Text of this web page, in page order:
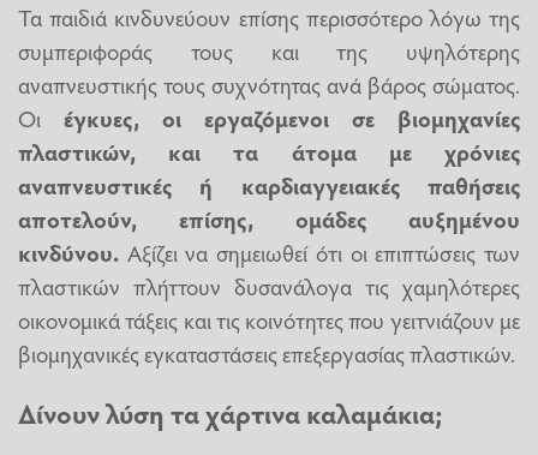
Τα παιδιά κινδυνεύουν επίσης περισσότερο λόγω της
συμπεριφοράς τους και της υψηλότερης
αναπνευστικής τους συχνότητας ανά βάρος σώματος.
Οι έγκυες, οι εργαζόμενοι σε βιομηχανίες
πλαστικών, και τα άτομα με χρόνιες
αναπνευστικές ή καρδιαγγειακές παθήσεις
αποτελούν, επίσης, ομάδες αυξημένου
κινδύνου. Αξίζει να σημειωθεί ότι οι επιπτώσεις των
πλαστικών πλήττουν δυσανάλογα τις χαμηλότερες
οικονομικά τάξεις και τις κοινότητες που γειτνιάζουν με
βιομηχανικές εγκαταστάσεις επεξεργασίας πλαστικών.
Δίνουν λύση τα χάρτινα καλαμάκια;